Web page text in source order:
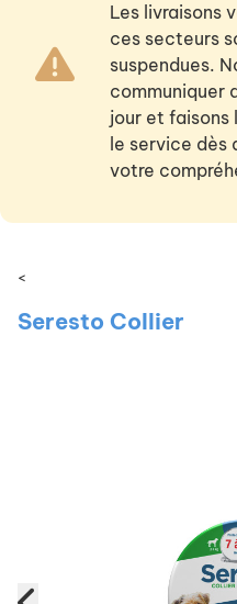
Les livraisons
ces secteurs
suspendues.
communiquer
jour et faisons
le service dès
votre
<
Seresto Collier